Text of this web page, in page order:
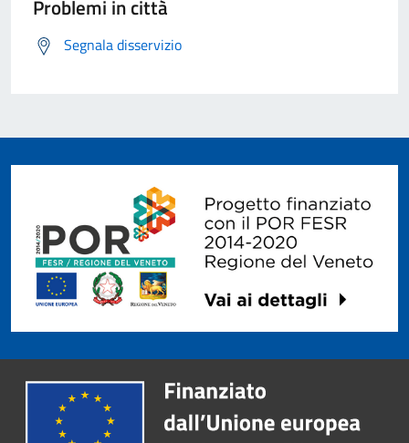
Problemi in città
Segnala disservizio